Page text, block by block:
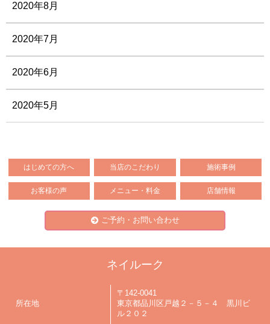
2020年8月
2020年7月
2020年6月
2020年5月
はじめての方へ 当店のこだわり 施術事例
お客様の声 メニュー・料金 店舗情報
ご予約・お問い合わせ
ネイルーク
所在地
〒142-0041
東京都品川区戸越２－５－４ 黒川ビ
ル２０２